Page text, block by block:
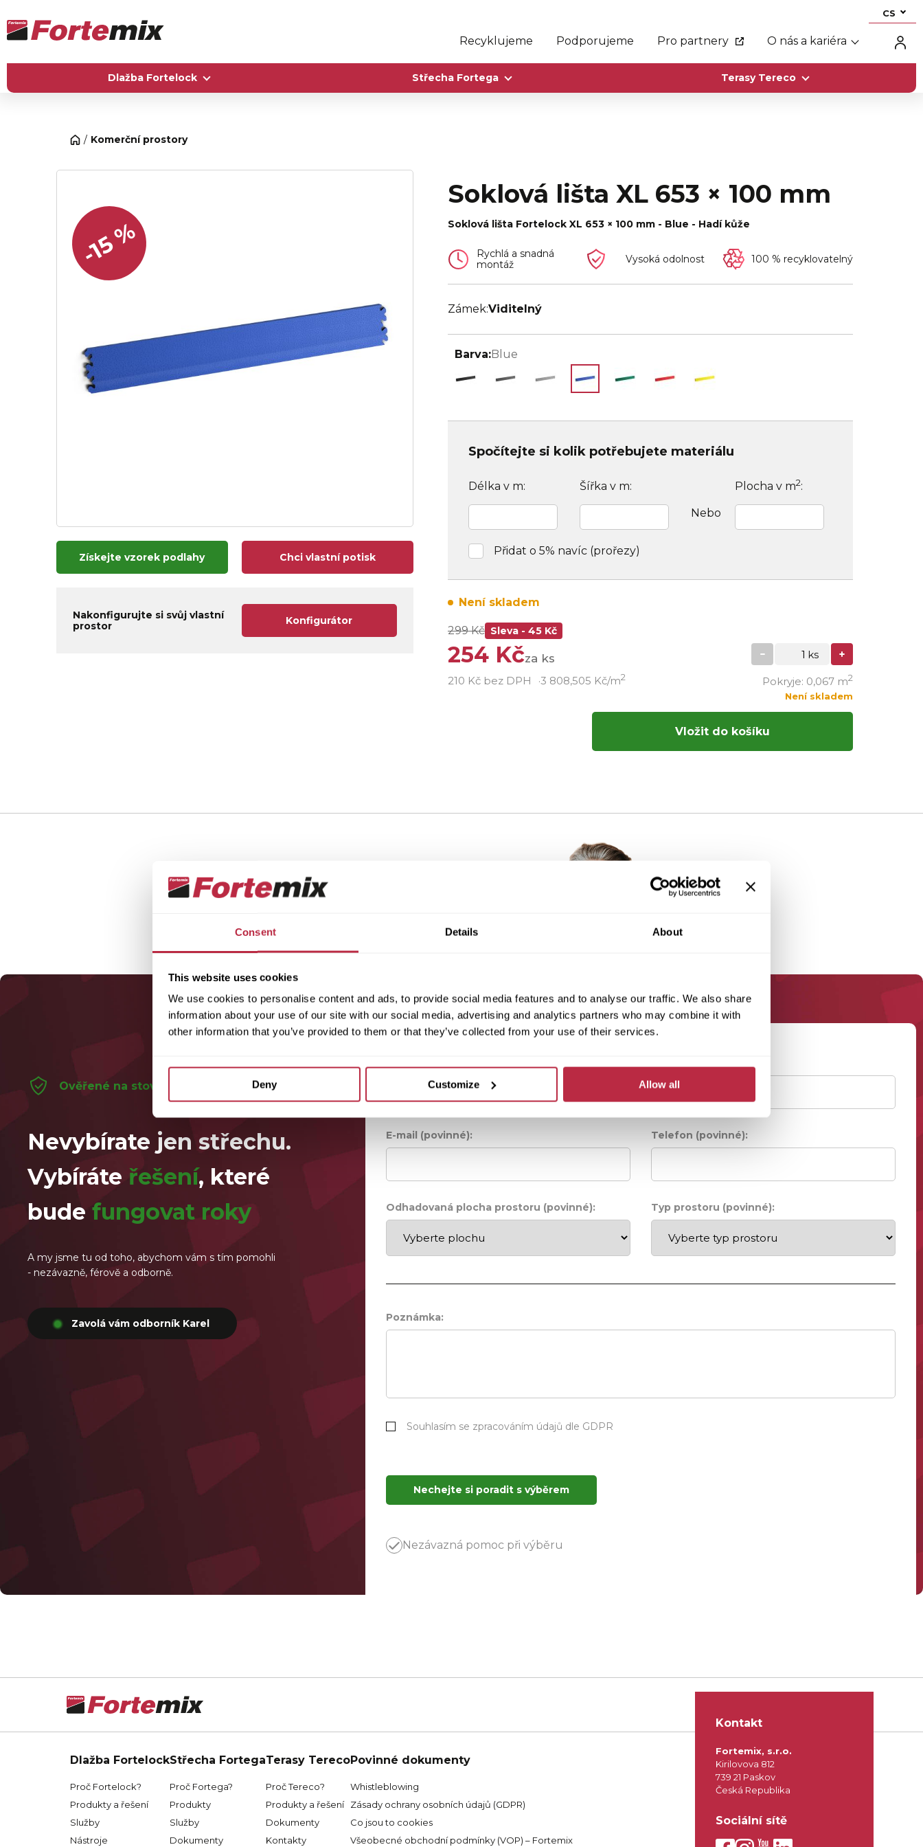
Consent Details About
This website uses cookies
We use cookies to personalise content and ads, to provide social media features and to analyse our traffic. We also share
information about your use of our site with our social media, advertising and analytics partners who may combine it with
other information that you’ve provided to them or that they’ve collected from your use of their services.
Deny Customize Allow all
CS
Recyklujeme Podporujeme Pro partnery O nás a kariéra
Dlažba Fortelock Střecha Fortega Terasy Tereco
Komerční prostory
Soklová lišta XL 653 × 100 mm
Soklová lišta Fortelock XL 653 × 100 mm - Blue - Hadí kůže
Rychlá a snadná
montáž
Vysoká odolnost 100 % recyklovatelný
-15 %
Získejte vzorek podlahy Chci vlastní potisk
Nakonfigurujte si svůj vlastní
prostor
Konfigurátor
Zámek:Viditelný
Barva:Blue
Spočítejte si kolik potřebujete materiálu
Délka v m: Šířka v m:
Nebo
Plocha v m2:
Přidat o 5% navíc (prořezy)
Není skladem
299 Kč Sleva - 45 Kč
254 Kčza ks
210 Kč bez DPH 3 808,505 Kč/m2 Pokryje: 0,067 m2
Není skladem
Vložit do košíku
Ověřené na stovkách realizací
Nevybírate jen střechu.
Vybíráteřešení, které
bude fungovat roky
A my jsme tu od toho, abychom vám s tím pomohli
- nezávazně, férově a odborně.
Zavolá vám odborník Karel
E-mail (povinné): Telefon (povinné):
Odhadovaná plocha prostoru (povinné): Typ prostoru (povinné):
Poznámka:
Souhlasím se zpracováním údajů dle GDPR
Nechejte si poradit s výběrem
Nezávazná pomoc při výběru
Dlažba Fortelock
Proč Fortelock?
Produkty a řešení
Služby
Nástroje
Střecha Fortega
Proč Fortega?
Produkty
Služby
Dokumenty
Terasy Tereco
Proč Tereco?
Produkty a řešení
Dokumenty
Kontakty
Povinné dokumenty
Whistleblowing
Zásady ochrany osobních údajů (GDPR)
Co jsou to cookies
Všeobecné obchodní podmínky (VOP) – Fortemix
Kontakt
Fortemix, s.r.o.
Kirilovova 812
739 21 Paskov
Česká Republika
Sociální sítě